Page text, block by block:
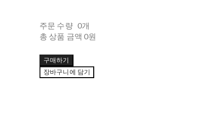
주문 수량 0개
총 상품 금액 0원
구매하기
장바구니에 담기